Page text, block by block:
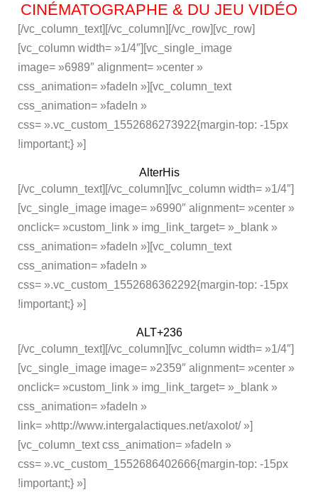
CINÉMATOGRAPHE & DU JEU VIDÉO
[/vc_column_text][/vc_column][/vc_row][vc_row]
[vc_column width= »1/4″][vc_single_image
image= »6989″ alignment= »center »
css_animation= »fadeIn »][vc_column_text
css_animation= »fadeIn »
css= ».vc_custom_1552686273922{margin-top: -15px
!important;} »]
AlterHis
[/vc_column_text][/vc_column][vc_column width= »1/4″]
[vc_single_image image= »6990″ alignment= »center »
onclick= »custom_link » img_link_target= »_blank »
css_animation= »fadeIn »][vc_column_text
css_animation= »fadeIn »
css= ».vc_custom_1552686362292{margin-top: -15px
!important;} »]
ALT+236
[/vc_column_text][/vc_column][vc_column width= »1/4″]
[vc_single_image image= »2359″ alignment= »center »
onclick= »custom_link » img_link_target= »_blank »
css_animation= »fadeIn »
link= »http://www.intergalactiques.net/axolot/ »]
[vc_column_text css_animation= »fadeIn »
css= ».vc_custom_1552686402666{margin-top: -15px
!important;} »]